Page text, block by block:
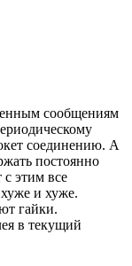
сообщениям
соединению. А
постоянно
этим все
хуже и хуже.
гайки.
в текущий